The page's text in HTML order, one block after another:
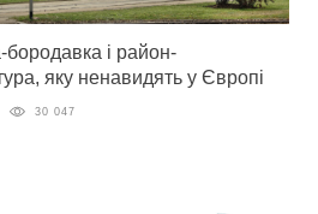
і район-
яку ненавидять у Європі
30 047